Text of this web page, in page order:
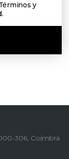
y
.
306, Coimbra